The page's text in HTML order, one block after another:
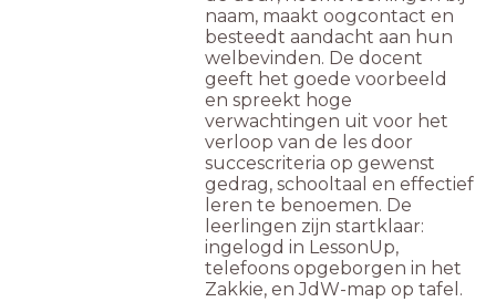
naam, maakt oogcontact en
besteedt aandacht aan hun
welbevinden. De docent
geeft het goede voorbeeld
en spreekt hoge
verwachtingen uit voor het
verloop van de les door
succescriteria op gewenst
gedrag, schooltaal en effectief
leren te benoemen. De
leerlingen zijn startklaar:
ingelogd in LessonUp,
telefoons opgeborgen in het
Zakkie, en JdW-map op tafel.